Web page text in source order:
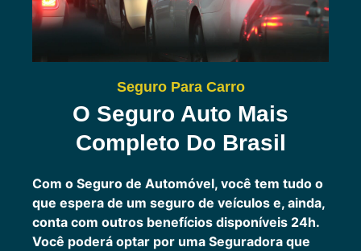
Seguro Para Carro
O Seguro Auto Mais
Completo Do Brasil
Com o Seguro de Automóvel, você tem tudo o
que espera de um seguro de veículos e, ainda,
conta com outros benefícios disponíveis 24h.
Você poderá optar por uma Seguradora que